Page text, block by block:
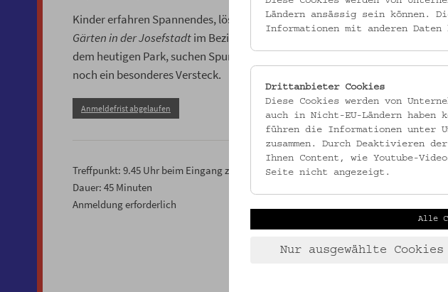
Kinder erfahren Spannendes, lösen Rätsel und knacken den Code vom
Gärten in der Josefstadtim Bezirksmuseum. Wir vergleichen Bilder der
dem heutigen Park, suchen Spuren von früher, entdecken neben dem
noch ein besonderes Versteck.
Anmeldefrist abgelaufen
Treffpunkt: 9.45 Uhr beim Eingang zum Schönbornpark, Florianigasse 24, 1080 Wien
Dauer: 45 Minuten
Anmeldung erforderlich
Ländern ansässig sein können.
Informationen mit anderen Daten
Drittanbieter Cookies
Diese Cookies werden von
auch in Nicht-EU-Ländern
führen die Informationen unter
zusammen. Durch Deaktivieren
Ihnen Content, wie Youtube-
Seite nicht angezeigt.
Alle
Nur ausgewählte Cookies